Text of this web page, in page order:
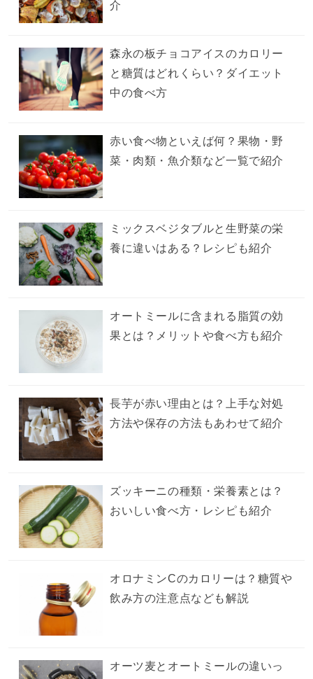
介
森永の板チョコアイスのカロリー
と糖質はどれくらい？ダイエット
中の食べ方
赤い食べ物といえば何？果物・野
菜・肉類・魚介類など一覧で紹介
ミックスベジタブルと生野菜の栄
養に違いはある？レシピも紹介
オートミールに含まれる脂質の効
果とは？メリットや食べ方も紹介
長芋が赤い理由とは？上手な対処
方法や保存の方法もあわせて紹介
ズッキーニの種類・栄養素とは？
おいしい食べ方・レシピも紹介
オロナミンCのカロリーは？糖質や
飲み方の注意点なども解説
オーツ麦とオートミールの違いっ